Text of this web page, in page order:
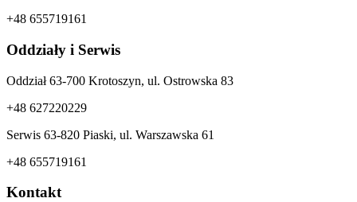
+48 655719161
Oddziały i Serwis
Oddział 63-700 Krotoszyn, ul. Ostrowska 83
+48 627220229
Serwis 63-820 Piaski, ul. Warszawska 61
+48 655719161
Kontakt